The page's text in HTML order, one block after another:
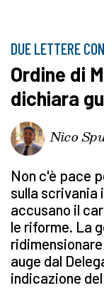
DUE LETTERE
Ordine di
dichiara
Nico
Non c'è pace
sulla scrivania
accusano il
le riforme. La
auge dal
indicazione